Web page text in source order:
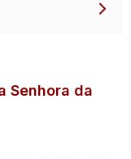
Senhora da